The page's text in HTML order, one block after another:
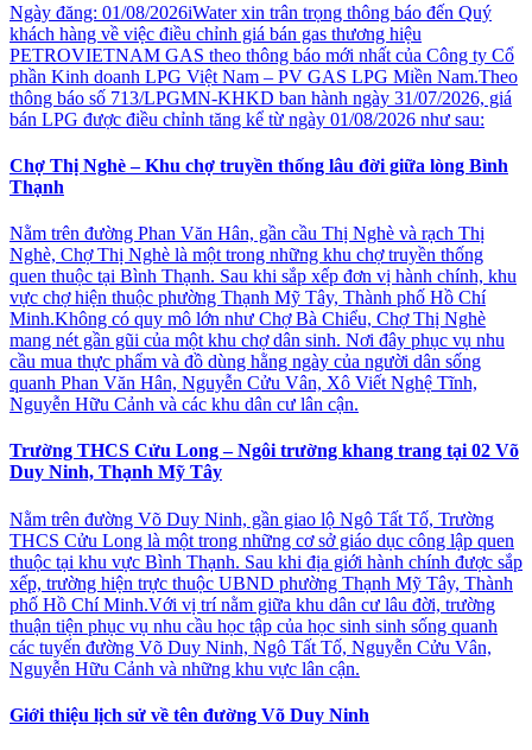
Ngày đăng: 01/08/2026iWater xin trân trọng thông báo đến Quý
khách hàng về việc điều chỉnh giá bán gas thương hiệu
PETROVIETNAM GAS theo thông báo mới nhất của Công ty Cổ
phần Kinh doanh LPG Việt Nam – PV GAS LPG Miền Nam.Theo
thông báo số 713/LPGMN-KHKD ban hành ngày 31/07/2026, giá
bán LPG được điều chỉnh tăng kể từ ngày 01/08/2026 như sau:
Chợ Thị Nghè – Khu chợ truyền thống lâu đời giữa lòng Bình
Thạnh
Nằm trên đường Phan Văn Hân, gần cầu Thị Nghè và rạch Thị
Nghè, Chợ Thị Nghè là một trong những khu chợ truyền thống
quen thuộc tại Bình Thạnh. Sau khi sắp xếp đơn vị hành chính, khu
vực chợ hiện thuộc phường Thạnh Mỹ Tây, Thành phố Hồ Chí
Minh.Không có quy mô lớn như Chợ Bà Chiểu, Chợ Thị Nghè
mang nét gần gũi của một khu chợ dân sinh. Nơi đây phục vụ nhu
cầu mua thực phẩm và đồ dùng hằng ngày của người dân sống
quanh Phan Văn Hân, Nguyễn Cửu Vân, Xô Viết Nghệ Tĩnh,
Nguyễn Hữu Cảnh và các khu dân cư lân cận.
Trường THCS Cửu Long – Ngôi trường khang trang tại 02 Võ
Duy Ninh, Thạnh Mỹ Tây
Nằm trên đường Võ Duy Ninh, gần giao lộ Ngô Tất Tố, Trường
THCS Cửu Long là một trong những cơ sở giáo dục công lập quen
thuộc tại khu vực Bình Thạnh. Sau khi địa giới hành chính được sắp
xếp, trường hiện trực thuộc UBND phường Thạnh Mỹ Tây, Thành
phố Hồ Chí Minh.Với vị trí nằm giữa khu dân cư lâu đời, trường
thuận tiện phục vụ nhu cầu học tập của học sinh sinh sống quanh
các tuyến đường Võ Duy Ninh, Ngô Tất Tố, Nguyễn Cửu Vân,
Nguyễn Hữu Cảnh và những khu vực lân cận.
Giới thiệu lịch sử về tên đường Võ Duy Ninh